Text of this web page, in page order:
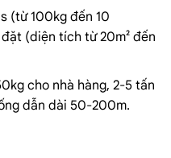
(từ 100kg đến 10
(diện tích từ 20m² đến
cho nhà hàng, 2-5 tấn
dẫn dài 50-200m.